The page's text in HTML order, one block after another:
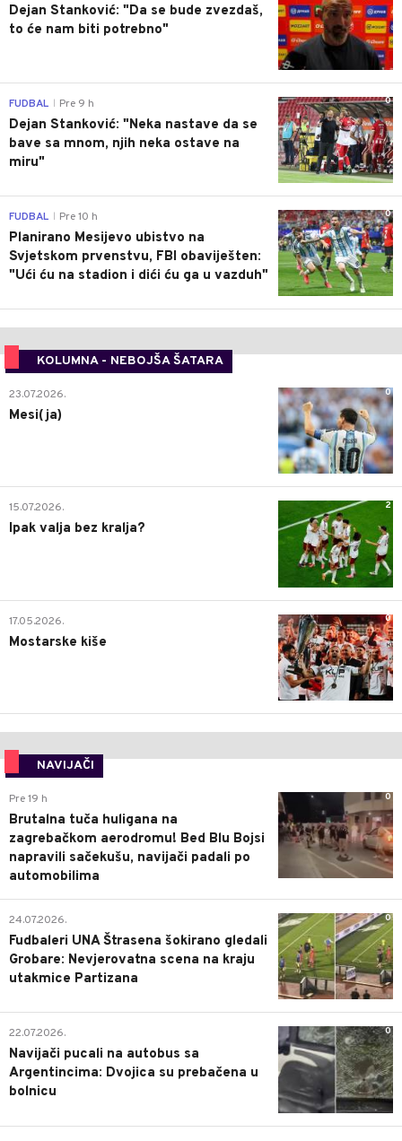
Dejan Stanković: "Da se bude zvezdaš,
to će nam biti potrebno"
0
FUDBAL Pre 9 h
Dejan Stanković: "Neka nastave da se
bave sa mnom, njih neka ostave na
miru"
0
FUDBAL Pre 10 h
Planirano Mesijevo ubistvo na
Svjetskom prvenstvu, FBI obaviješten:
"Ući ću na stadion i dići ću ga u vazduh"
KOLUMNA - NEBOJŠA ŠATARA
0
23.07.2026.
Mesi(ja)
2
15.07.2026.
Ipak valja bez kralja?
0
17.05.2026.
Mostarske kiše
NAVIJAČI
0
Pre 19 h
Brutalna tuča huligana na
zagrebačkom aerodromu! Bed Blu Bojsi
napravili sačekušu, navijači padali po
automobilima
0
24.07.2026.
Fudbaleri UNA Štrasena šokirano gledali
Grobare: Nevjerovatna scena na kraju
utakmice Partizana
0
22.07.2026.
Navijači pucali na autobus sa
Argentincima: Dvojica su prebačena u
bolnicu